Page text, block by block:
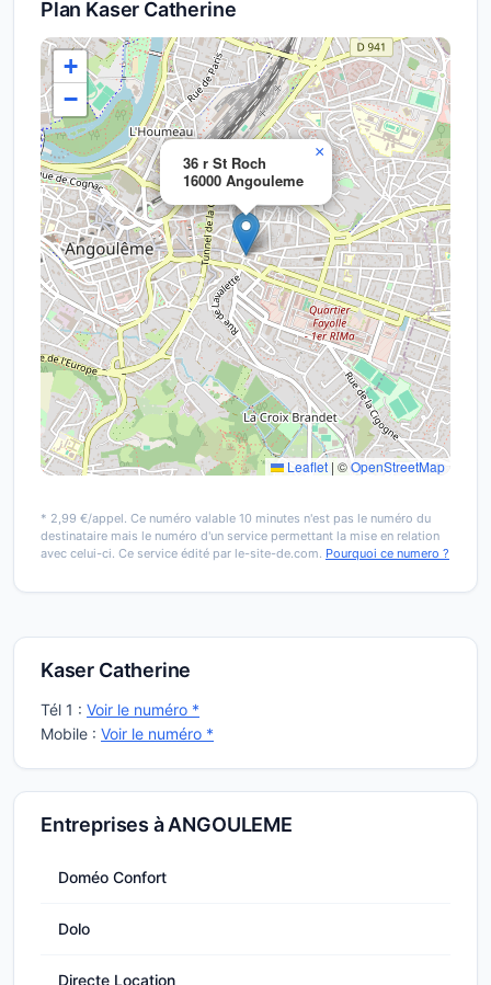
Plan Kaser Catherine
36 r St Roch
16000 Angouleme
×
+
−
Leaflet | ©OpenStreetMap
* 2,99 €/appel. Ce numéro valable 10 minutes n'est pas le numéro du
destinataire mais le numéro d'un service permettant la mise en relation
avec celui-ci. Ce service édité par le-site-de.com. Pourquoi ce numero ?
Kaser Catherine
Tél 1 : Voir le numéro *
Mobile : Voir le numéro *
Entreprises à ANGOULEME
Doméo Confort
Dolo
Directe Location